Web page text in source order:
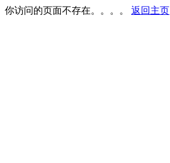
你访问的页面不存在。。。。 返回主页